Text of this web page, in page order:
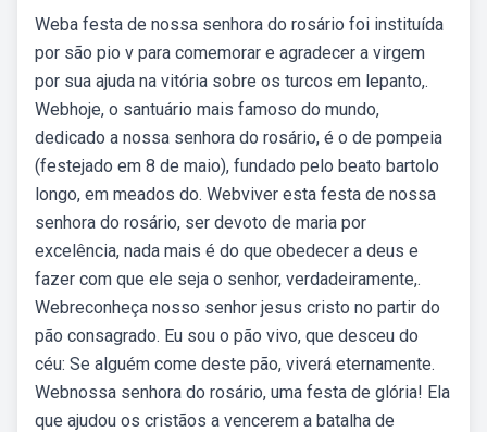
Weba festa de nossa senhora do rosário foi instituída
por são pio v para comemorar e agradecer a virgem
por sua ajuda na vitória sobre os turcos em lepanto,.
Webhoje, o santuário mais famoso do mundo,
dedicado a nossa senhora do rosário, é o de pompeia
(festejado em 8 de maio), fundado pelo beato bartolo
longo, em meados do. Webviver esta festa de nossa
senhora do rosário, ser devoto de maria por
excelência, nada mais é do que obedecer a deus e
fazer com que ele seja o senhor, verdadeiramente,.
Webreconheça nosso senhor jesus cristo no partir do
pão consagrado. Eu sou o pão vivo, que desceu do
céu: Se alguém come deste pão, viverá eternamente.
Webnossa senhora do rosário, uma festa de glória! Ela
que ajudou os cristãos a vencerem a batalha de